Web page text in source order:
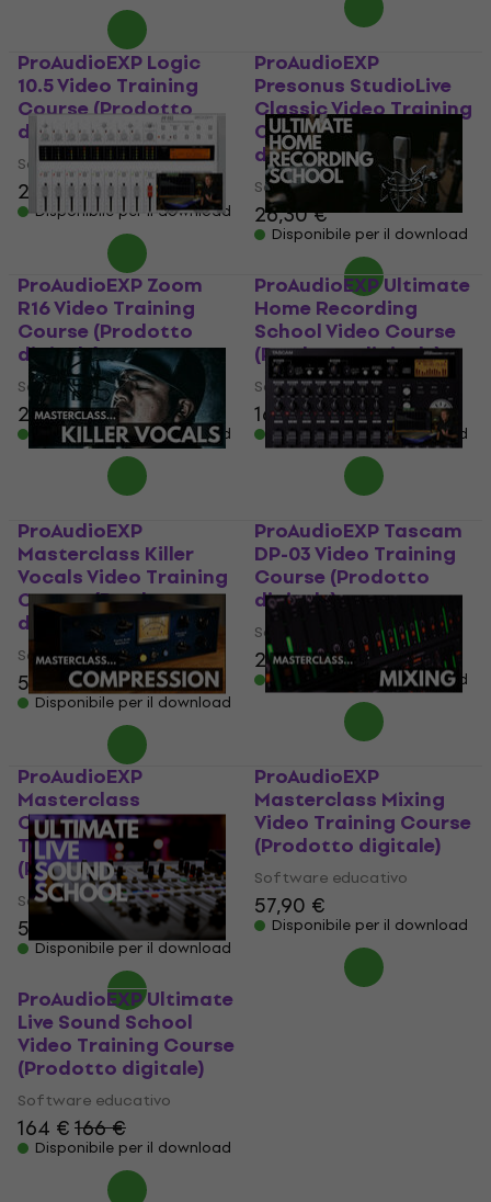
ProAudioEXP Logic
10.5 Video Training
Course (Prodotto
digitale)
Software educativo
26,30 €
Disponibile per il download
ProAudioEXP
Presonus StudioLive
Classic Video Training
Course (Prodotto
digitale)
Software educativo
26,30 €
Disponibile per il download
ProAudioEXP Zoom
R16 Video Training
Course (Prodotto
digitale)
Software educativo
26,30 €
Disponibile per il download
ProAudioEXP Ultimate
Home Recording
School Video Course
(Prodotto digitale)
Software educativo
164 € 166 €
Disponibile per il download
ProAudioEXP
Masterclass Killer
Vocals Video Training
Course (Prodotto
digitale)
Software educativo
57,90 €
Disponibile per il download
ProAudioEXP Tascam
DP-03 Video Training
Course (Prodotto
digitale)
Software educativo
26,30 €
Disponibile per il download
ProAudioEXP
Masterclass
Compression Video
Training Course
(Prodotto digitale)
Software educativo
57,90 €
Disponibile per il download
ProAudioEXP
Masterclass Mixing
Video Training Course
(Prodotto digitale)
Software educativo
57,90 €
Disponibile per il download
ProAudioEXP Ultimate
Live Sound School
Video Training Course
(Prodotto digitale)
Software educativo
164 €166 €
Disponibile per il download